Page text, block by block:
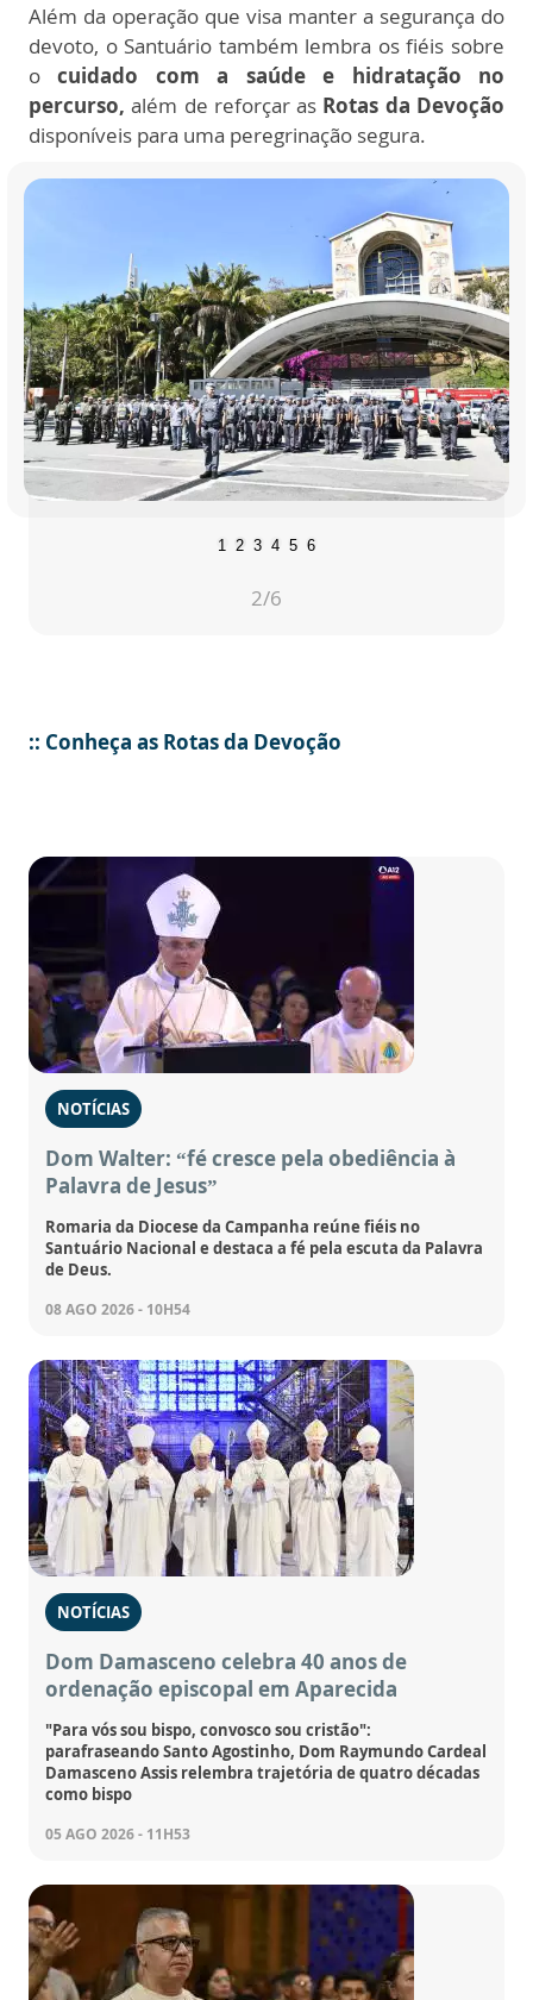
Além da operação que visa manter a segurança do
devoto, o Santuário também lembra os fiéis sobre
ocuidado com a saúde e hidratação no
percurso, além de reforçar as Rotas da Devoção
disponíveis para uma peregrinação segura.
1 2 3 4 5 6
2/6
:: Conheça as Rotas da Devoção
NOTÍCIAS
Dom Walter: “fé cresce pela obediência à
Palavra de Jesus”
Romaria da Diocese da Campanha reúne fiéis no
Santuário Nacional e destaca a fé pela escuta da Palavra
de Deus.
08 AGO 2026 - 10H54
NOTÍCIAS
Dom Damasceno celebra 40 anos de
ordenação episcopal em Aparecida
"Para vós sou bispo, convosco sou cristão":
parafraseando Santo Agostinho, Dom Raymundo Cardeal
Damasceno Assis relembra trajetória de quatro décadas
como bispo
05 AGO 2026 - 11H53